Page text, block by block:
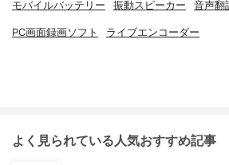
モバイルバッテリー 振動スピーカー 音声翻
PC画面録画ソフト ライブエンコーダー
よく見られている人気おすすめ記事